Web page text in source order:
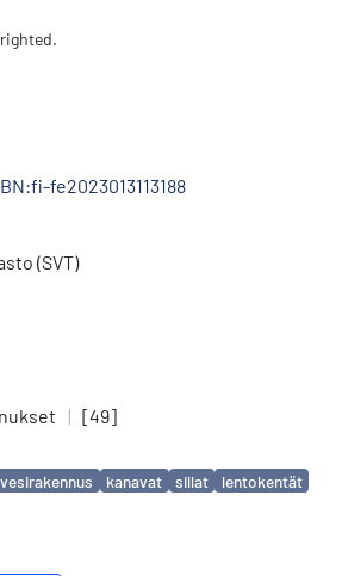
fe2023013113188
(SVT)
| [49]
vesirakennus kanavat sillat
lentokentät